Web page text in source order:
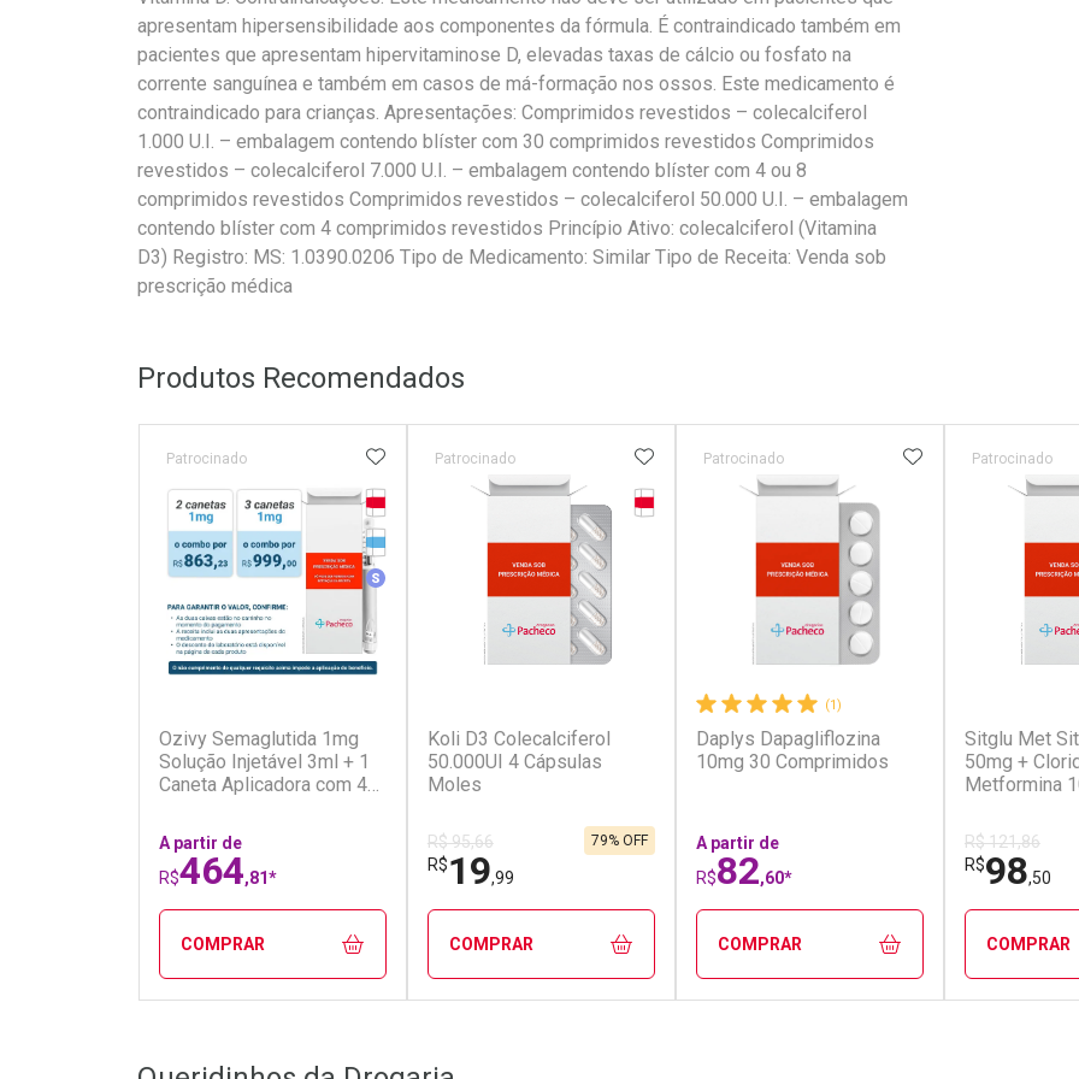
apresentam hipersensibilidade aos componentes da fórmula. É contraindicado também em
pacientes que apresentam hipervitaminose D, elevadas taxas de cálcio ou fosfato na
corrente sanguínea e também em casos de má-formação nos ossos. Este medicamento é
contraindicado para crianças. Apresentações: Comprimidos revestidos – colecalciferol
1.000 U.I. – embalagem contendo blíster com 30 comprimidos revestidos Comprimidos
revestidos – colecalciferol 7.000 U.I. – embalagem contendo blíster com 4 ou 8
comprimidos revestidos Comprimidos revestidos – colecalciferol 50.000 U.I. – embalagem
contendo blíster com 4 comprimidos revestidos Princípio Ativo: colecalciferol (Vitamina
D3) Registro: MS: 1.0390.0206 Tipo de Medicamento: Similar Tipo de Receita: Venda sob
prescrição médica
Produtos Recomendados
Ozivy Semaglutida 1mg
Solução Injetável 3ml + 1
Caneta Aplicadora com 4
Tarja Vermelha
Medicamento Refrigerado
Medicamento Similar
Patrocinado
A partir de
R$464,81*
ADICIONAR AOS FAVORITOS
COMPRAR
Koli D3 Colecalciferol
50.000UI 4 Cápsulas
Moles
Tarja Vermelha
Patrocinado
R$ 95,66
R$19,99
79% OFF
ADICIONAR AOS FAVORITOS
COMPRAR
(1)
Daplys Dapagliflozina
10mg 30 Comprimidos
Patrocinado
A partir de
R$82,60*
ADICIONAR AOS
COMPRAR
Sitglu Met
50mg +
Metformina
Patrocinado
R$ 121,86
R$98,50
COMPRAR